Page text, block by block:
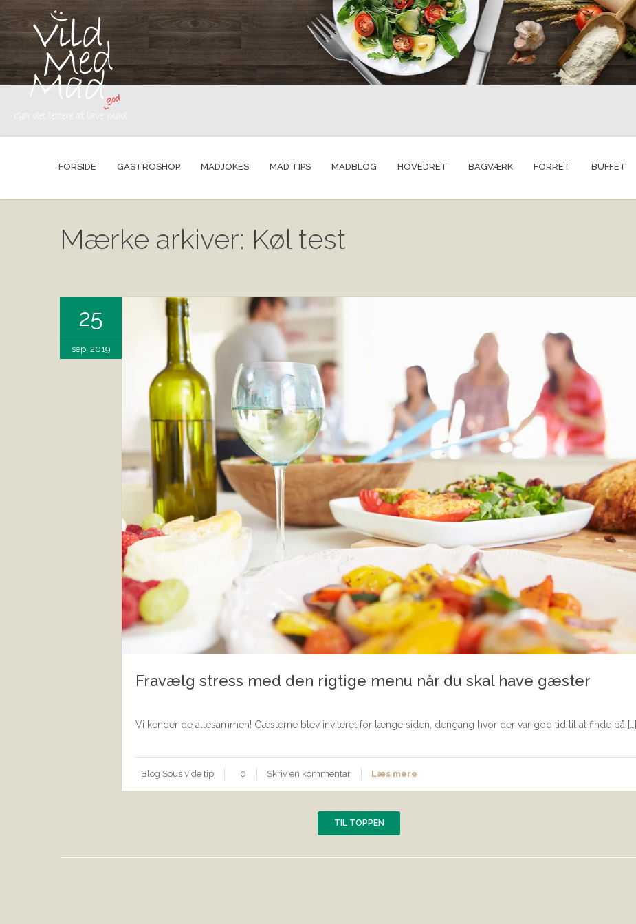
FORSIDE GASTROSHOP MADJOKES MAD TIPS MADBLOG HOVEDRET BAGVÆRK FORRET BUFFET
Mærke arkiver: Køl test
25
sep, 2019
Fravælg stress med den rigtige menu når du skal have gæster
Vi kender de allesammen! Gæsterne blev inviteret for længe siden, dengang hvor der var god tid til at finde på […]
Blog Sous vide tip 0 Skriv en kommentar Læs mere
TIL TOPPEN